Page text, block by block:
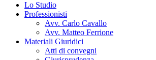
Lo Studio
Professionisti
Avv. Carlo Cavallo
Avv. Matteo Ferrione
Materiali Giuridici
Atti di convegni